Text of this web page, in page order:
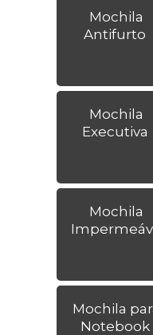
Mochila
Antifurto
Mochila
Executiva
Mochila
Mochila
Notebook